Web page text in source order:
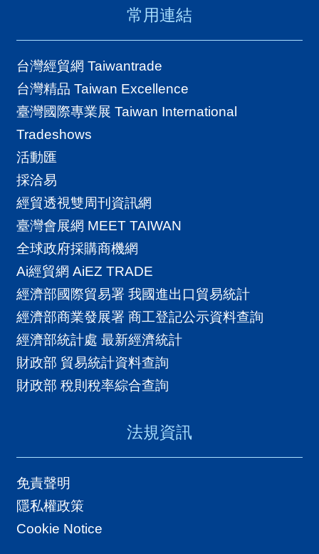
經
貿
指
數
T
A
R
A
N
D
E
站
導
覽
常用連結
台灣經貿網 Taiwantrade
台灣精品 Taiwan Excellence
臺灣國際專業展 Taiwan International
Tradeshows
活動匯
採洽易
經貿透視雙周刊資訊網
臺灣會展網 MEET TAIWAN
全球政府採購商機網
Ai經貿網 AiEZ TRADE
經濟部國際貿易署 我國進出口貿易統計
經濟部商業發展署 商工登記公示資料查詢
經濟部統計處 最新經濟統計
財政部 貿易統計資料查詢
財政部 稅則稅率綜合查詢
法規資訊
免責聲明
隱私權政策
Cookie Notice